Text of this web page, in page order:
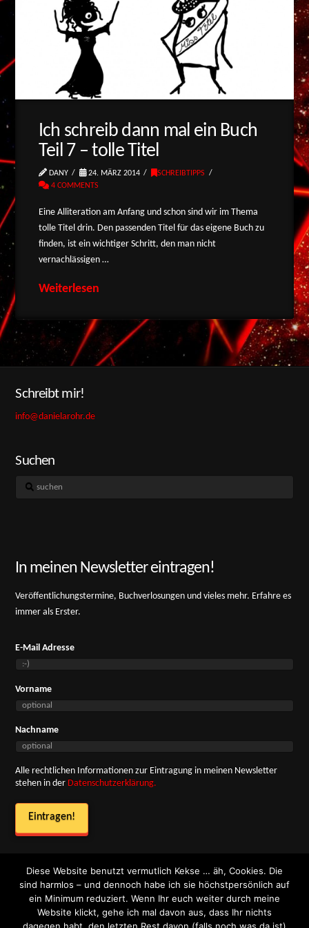
Ich schreib dann mal ein Buch
Teil 7 – tolle Titel
DANY 24. MÄRZ 2014
SCHREIBTIPPS
4 COMMENTS
Eine Alliteration am Anfang und schon sind wir im Thema
tolle Titel drin. Den passenden Titel für das eigene Buch zu
finden, ist ein wichtiger Schritt, den man nicht
vernachlässigen …
Weiterlesen
Schreibt mir!
info@danielarohr.de
Suchen
suchen
In meinen Newsletter eintragen!
Veröffentlichungstermine, Buchverlosungen und vieles mehr. Erfahre es
immer als Erster.
E-Mail Adresse
Vorname
Nachname
Alle rechtlichen Informationen zur Eintragung in meinen Newsletter
stehen in der Datenschutzerklärung.
Impressum
Diese Website benutzt vermutlich Kekse … äh, Cookies. Die
sind harmlos – und dennoch habe ich sie höchstpersönlich auf
ein Minimum reduziert. Wenn Ihr euch weiter durch meine
Website klickt, gehe ich mal davon aus, dass Ihr nichts